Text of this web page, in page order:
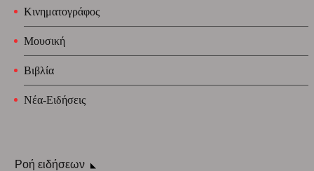
Κινηματογράφος
Μουσική
Βιβλία
Νέα-Ειδήσεις
Ροή ειδήσεων